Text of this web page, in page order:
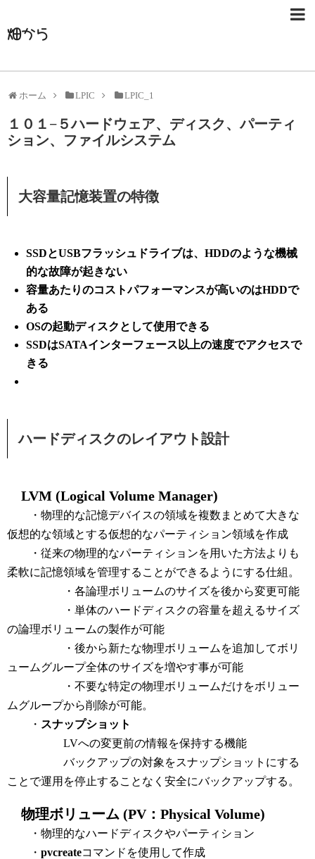
畑から
ホーム LPIC LPIC_1
１０１−５ハードウェア、ディスク、パーティ
ション、ファイルシステム
大容量記憶装置の特徴
SSDとUSBフラッシュドライブは、HDDのような機械
的な故障が起きない
容量あたりのコストパフォーマンスが高いのはHDDで
ある
OSの起動ディスクとして使用できる
SSDはSATAインターフェース以上の速度でアクセスで
きる
ハードディスクのレイアウト設計
LVM (Logical Volume Manager)
・物理的な記憶デバイスの領域を複数まとめて大きな
仮想的な領域とする仮想的なパーティション領域を作成
・従来の物理的なパーティションを用いた方法よりも
柔軟に記憶領域を管理することができるようにする仕組。
・各論理ボリュームのサイズを後から変更可能
・単体のハードディスクの容量を超えるサイズ
の論理ボリュームの製作が可能
・後から新たな物理ボリュームを追加してボリ
ュームグループ全体のサイズを増やす事が可能
・不要な特定の物理ボリュームだけをボリュー
ムグループから削除が可能。
・ スナップショット
LVへの変更前の情報を保持する機能
バックアップの対象をスナップショットにする
ことで運用を停止することなく安全にバックアップする。
物理ボリューム (PV：Physical Volume)
・物理的なハードディスクやパーティション
・ pvcreateコマンドを使用して作成